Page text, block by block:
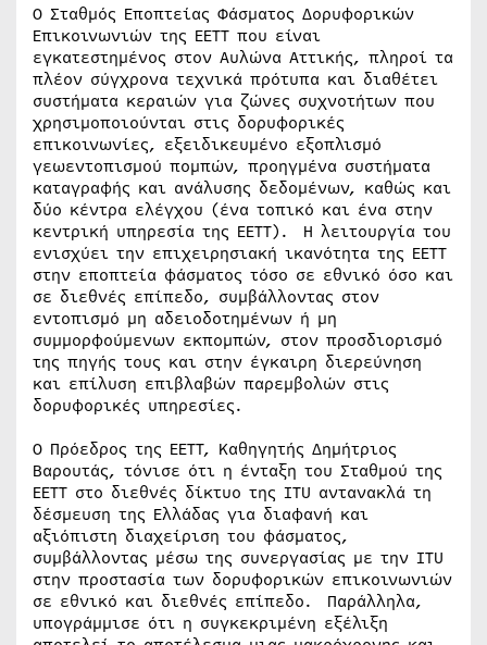
Ο Σταθμός Εποπτείας Φάσματος Δορυφορικών
Επικοινωνιών της ΕΕΤΤ που είναι
εγκατεστημένος στον Αυλώνα Αττικής, πληροί τα
πλέον σύγχρονα τεχνικά πρότυπα και διαθέτει
συστήματα κεραιών για ζώνες συχνοτήτων που
χρησιμοποιούνται στις δορυφορικές
επικοινωνίες, εξειδικευμένο εξοπλισμό
γεωεντοπισμού πομπών, προηγμένα συστήματα
καταγραφής και ανάλυσης δεδομένων, καθώς και
δύο κέντρα ελέγχου (ένα τοπικό και ένα στην
κεντρική υπηρεσία της ΕΕΤΤ). Η λειτουργία του
ενισχύει την επιχειρησιακή ικανότητα της ΕΕΤΤ
στην εποπτεία φάσματος τόσο σε εθνικό όσο και
σε διεθνές επίπεδο, συμβάλλοντας στον
εντοπισμό μη αδειοδοτημένων ή μη
συμμορφούμενων εκπομπών, στον προσδιορισμό
της πηγής τους και στην έγκαιρη διερεύνηση
και επίλυση επιβλαβών παρεμβολών στις
δορυφορικές υπηρεσίες.
Ο Πρόεδρος της ΕΕΤΤ, Καθηγητής Δημήτριος
Βαρουτάς, τόνισε ότι η ένταξη του Σταθμού της
ΕΕΤΤ στο διεθνές δίκτυο της ITU αντανακλά τη
δέσμευση της Ελλάδας για διαφανή και
αξιόπιστη διαχείριση του φάσματος,
συμβάλλοντας μέσω της συνεργασίας με την ITU
στην προστασία των δορυφορικών επικοινωνιών
σε εθνικό και διεθνές επίπεδο. Παράλληλα,
υπογράμμισε ότι η συγκεκριμένη εξέλιξη